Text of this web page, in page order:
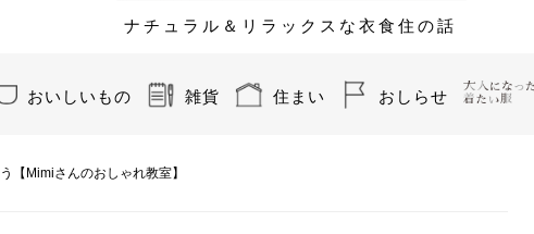
ナチュラル＆リラックスな衣食住の話
おいしいもの 雑貨 住まい おしらせ
【Mimiさんのおしゃれ教室】